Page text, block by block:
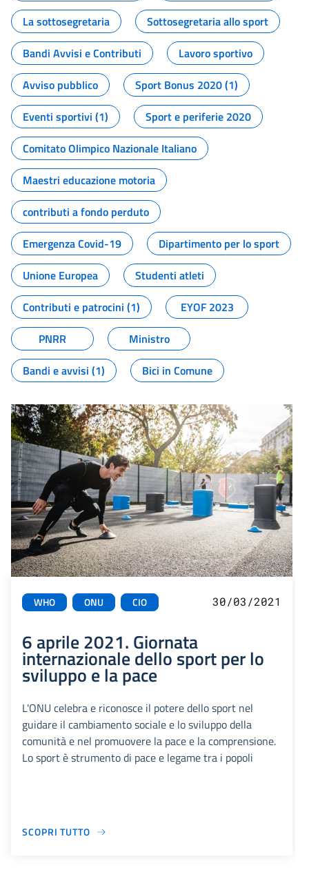
La sottosegretaria
Sottosegretaria allo sport
Bandi Avvisi e Contributi
Lavoro sportivo
Avviso pubblico
Sport Bonus 2020 (1)
Eventi sportivi (1)
Sport e periferie 2020
Comitato Olimpico Nazionale Italiano
Maestri educazione motoria
contributi a fondo perduto
Emergenza Covid-19
Dipartimento per lo sport
Unione Europea
Studenti atleti
Contributi e patrocini (1)
EYOF 2023
PNRR
Ministro
Bandi e avvisi (1)
Bici in Comune
WHO ONU CIO 30/03/2021
6 aprile 2021. Giornata
internazionale dello sport per lo
sviluppo e la pace
L'ONU celebra e riconosce il potere dello sport nel
guidare il cambiamento sociale e lo sviluppo della
comunità e nel promuovere la pace e la comprensione.
Lo sport è strumento di pace e legame tra i popoli
SCOPRI TUTTO